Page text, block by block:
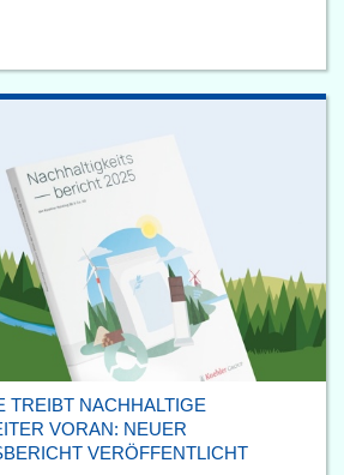
TREIBT NACHHALTIGE
VORAN: NEUER
VERÖFFENTLICHT